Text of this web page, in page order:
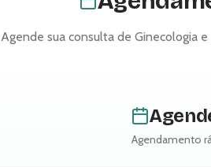
Agende sua consulta de Ginecologia
Agendamento